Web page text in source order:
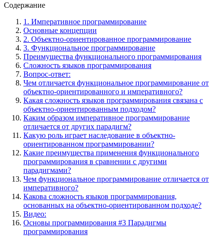
Содержание
1. Императивное программирование
Основные концепции
2. Объектно-ориентированное программирование
3. Функциональное программирование
Преимущества функционального программирования
Сложность языков программирования
Вопрос-ответ:
Чем отличается функциональное программирование от
объектно-ориентированного и императивного?
Какая сложность языков программирования связана с
объектно-ориентированным подходом?
Каким образом императивное программирование
отличается от других парадигм?
Какую роль играет наследование в объектно-
ориентированном программировании?
Какие преимущества применения функционального
программирования в сравнении с другими
парадигмами?
Чем функциональное программирование отличается от
императивного?
Какова сложность языков программирования,
основанных на объектно-ориентированном подходе?
Видео:
Основы программирования #3 Парадигмы
программирования